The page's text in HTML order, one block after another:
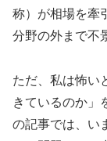
称）が相場を牽
分野の外まで不
ただ、私は怖い
きているのか」
の記事では、い